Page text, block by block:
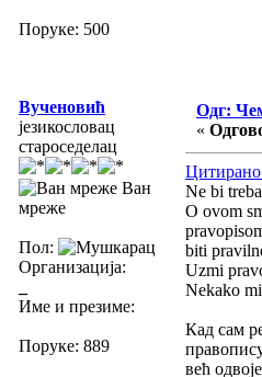
Поруке: 500
Вученовић
језикословац
староседелац
Ван
мреже
Пол:
Организација:
Име и презиме:
Поруке: 889
Одг:
«
Ne bi
O ovom
biti
Uzmi
Nekako
Кад сам
већ